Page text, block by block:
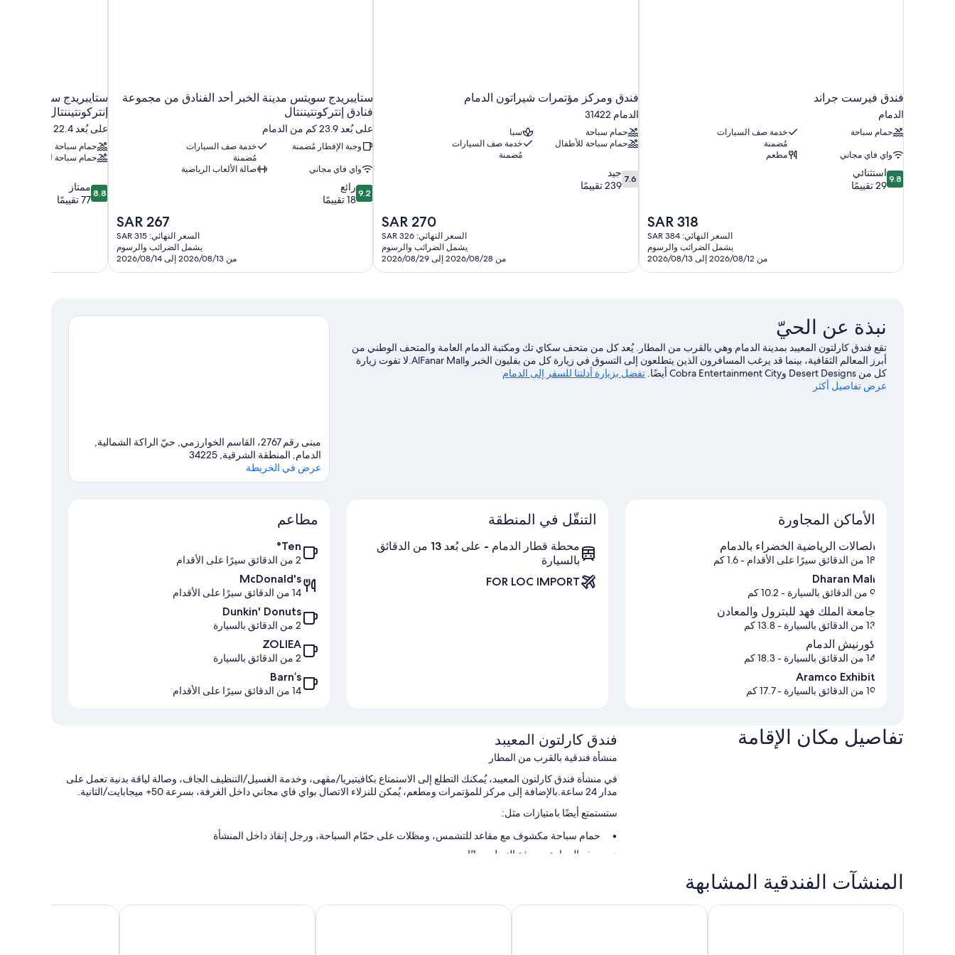
فندق فيرست جراند
الدمام
حمام سباحة
خدمة صف السيارات
مُضمنة
واي فاي مجاني
مطعم
9.8
من
9.8 استثنائي
29 تقييمًا
السعر
الحالي
هو
SAR
318
SAR 318
السعر النهائي: SAR 384
يشمل الضرائب والرسوم
من 2026/08/12 إلى 2026/08/13
فندق ومركز مؤتمرات شيراتون الدمام
الدمام 31422
حمام سباحة
سبا
حمام سباحة للأطفال
خدمة صف السيارات
مُضمنة
7.6
من
7.6 جيد
239 تقييمًا
السعر
الحالي
هو
SAR
270
SAR 270
السعر النهائي: SAR 326
يشمل الضرائب والرسوم
من 2026/08/28 إلى 2026/08/29
ستايبريدج سويتس مدينة الخبر أحد الفنادق من مجموعة
فنادق إنتركونتيننتال
على بُعد 23.9 كم من الدمام
وجبة الإفطار مُضمنة
خدمة صف السيارات
مُضمنة
واي فاي مجاني
صالة الألعاب الرياضية
9.2
من
9.2 رائع
18 تقييمًا
السعر
الحالي
هو
SAR
267
SAR 267
السعر النهائي: SAR 315
يشمل الضرائب والرسوم
من 2026/08/13 إلى 2026/08/14
ستايبريدج سويتس
إنتركونتيننتال
على بُعد 22.4 كم من الدمام
حمام سباحة
حمام سباحة للأطفال
8.8
من
8.8ممتاز
77 تقييمًا
نبذة عن الحيّ
تقع فندق كارلتون المعيبد بمدينة الدمام وهي بالقرب من المطار. يُعد كل من متحف سكاي تك ومكتبة الدمام العامة والمتحف الوطني من
أبرز المعالم الثقافية، بينما قد يرغب المسافرون الذين يتطلعون إلى التسوق في زيارة كل من بفليون الخبر وAlFanar Mall.لا تفوت زيارة
كل من Desert Designs وCobra Entertainment City أيضًا.
تفضل بزيارة أدلتنا للسفر إلى الدمام
عرض تفاصيل أكثر
مبنى رقم 2767، القاسم الخوارزمي, حيّ الراكة الشمالية,
الدمام, المنطقة الشرقية, 34225
عرض في الخريطة
الأماكن المجاورة
الصالات الرياضية الخضراء بالدمام
18 من الدقائق سيرًا على الأقدام - 1.6 كم
Dharan Mall
9 من الدقائق بالسيارة - 10.2 كم
جامعة الملك فهد للبترول والمعادن
13 من الدقائق بالسيارة - 13.8 كم
كورنيش الدمام
14 من الدقائق بالسيارة - 18.3 كم
Aramco Exhibit
19 من الدقائق بالسيارة - 17.7 كم
التنقّل في المنطقة
محطة قطار الدمام - على بُعد 13 من الدقائق
بالسيارة
FOR LOC IMPORT
مطاعم
Ten°
2 من الدقائق سيرًا على الأقدام
McDonald's
14 من الدقائق سيرًا على الأقدام
Dunkin' Donuts
2 من الدقائق بالسيارة
ZOLIEA
2 من الدقائق بالسيارة
Barn’s
14 من الدقائق سيرًا على الأقدام
تفاصيل مكان الإقامة فندق كارلتون المعيبد
منشأة فندقية بالقرب من المطار
في منشأة فندق كارلتون المعيبد، يُمكنك التطلع إلى الاستمتاع بكافيتيريا/مقهى، وخدمة الغسيل/التنظيف الجاف، وصالة لياقة بدنية تعمل على
مدار 24 ساعة.بالإضافة إلى مركز للمؤتمرات ومطعم، يُمكن للنزلاء الاتصال بواي فاي مجاني داخل الغرفة، بسرعة 50+ ميجابايت/الثانية.
ستستمتع أيضًا بامتيازات مثل:
حمام سباحة مكشوف مع مقاعد للتشمس، ومظلات على حمّام السباحة، ورجل إنقاذ داخل المنشأة
صف السيارة بمعرفة النزيل مجانًا
المنشآت الفندقية المشابهة
هيلتون الخُبر جسر الملك فهد فندق ايوا إكسبريس - الجوف إكس واي زد فندق النجاح فندق كراون بلازا الرياض التخصصي، فندق تابع لمجموعة فنادق آي
فندق الرهدن